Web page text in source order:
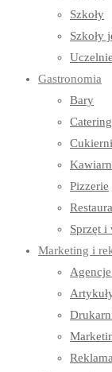
Szkoły
Szkoły
Gastronomia
Bary
Catering
Pizzerie
Sprzęt i
Marketing i